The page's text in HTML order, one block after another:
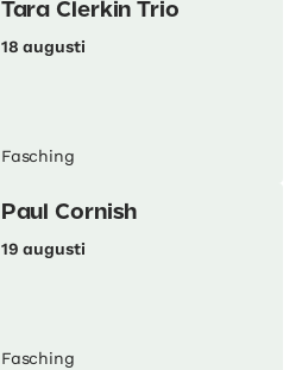
Tara Clerkin Trio
18 augusti
Fasching
Paul Cornish
19 augusti
Fasching